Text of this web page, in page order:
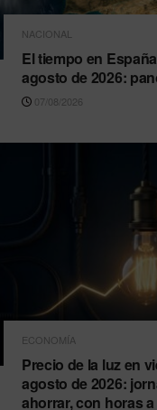
NACIONAL
El tiempo en
agosto de 2026:
07/08/2026
ECONOMÍA
Precio de la luz en
agosto de 2026:
ahorrar, con horas